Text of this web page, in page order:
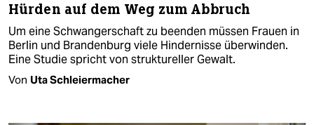
Hürden auf dem Weg zum Abbruch
Um eine Schwangerschaft zu beenden müssen Frauen in
Berlin und Brandenburg viele Hindernisse überwinden.
Eine Studie spricht von struktureller Gewalt.
Von Uta Schleiermacher